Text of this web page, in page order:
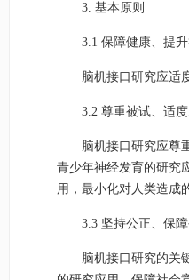
3. 基本原则
3.1 保障健康、提
脑机接口研究应适
3.2 尊重被试、适
脑机接口研究应尊
青少年神经发育的研究
用，最小化对人类造成
3.3 坚持公正、保
脑机接口研究的关